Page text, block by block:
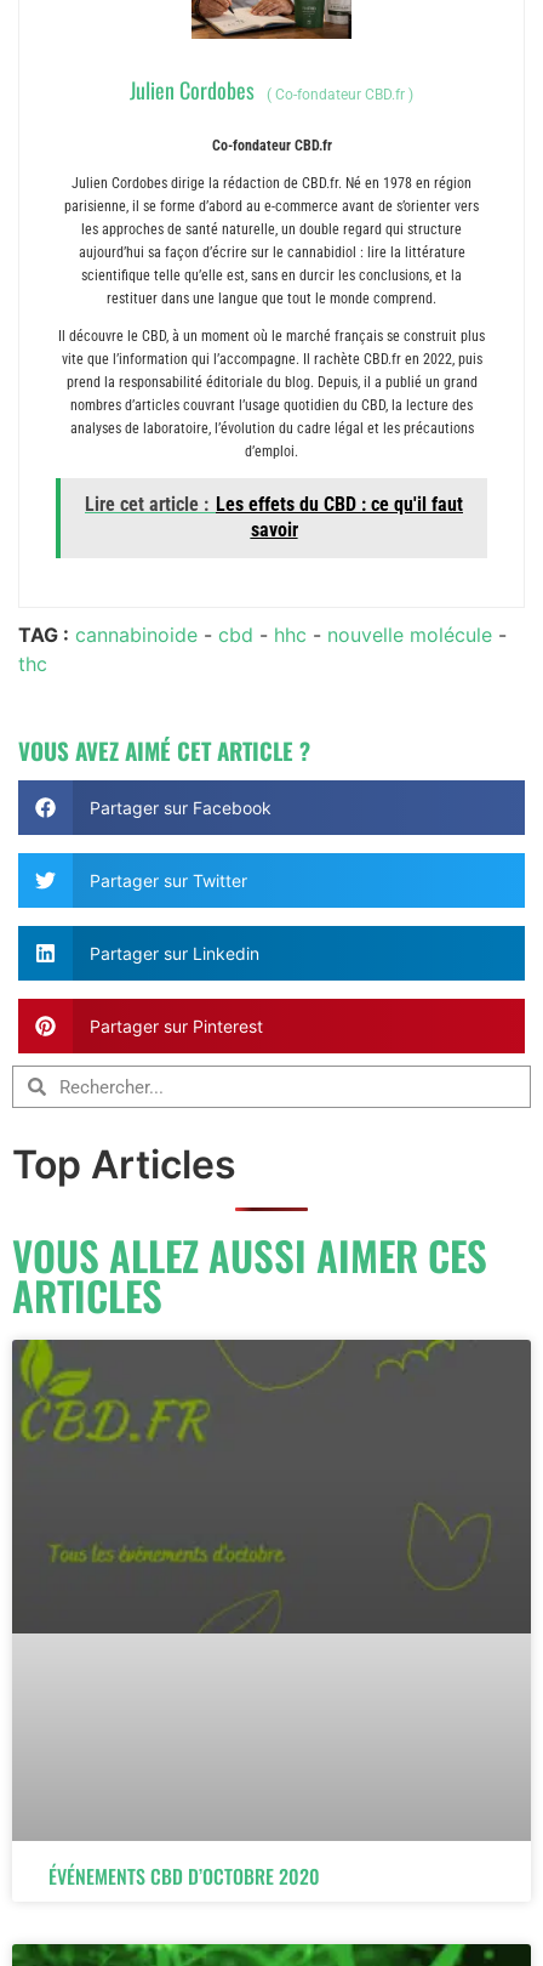
Julien Cordobes ( Co-fondateur CBD.fr )
Co-fondateur CBD.fr
Julien Cordobes dirige la rédaction de CBD.fr. Né en 1978 en région
parisienne, il se forme d’abord au e-commerce avant de s’orienter vers
les approches de santé naturelle, un double regard qui structure
aujourd’hui sa façon d’écrire sur le cannabidiol : lire la littérature
scientifique telle qu’elle est, sans en durcir les conclusions, et la
restituer dans une langue que tout le monde comprend.
Il découvre le CBD, à un moment où le marché français se construit plus
vite que l’information qui l’accompagne. Il rachète CBD.fr en 2022, puis
prend la responsabilité éditoriale du blog. Depuis, il a publié un grand
nombres d’articles couvrant l’usage quotidien du CBD, la lecture des
analyses de laboratoire, l’évolution du cadre légal et les précautions
d’emploi.
Lire cet article : Les effets du CBD : ce qu'il faut
savoir
TAG : cannabinoide - cbd - hhc - nouvelle molécule -
thc
VOUS AVEZ AIMÉ CET ARTICLE ?
Partager sur Facebook
Partager sur Twitter
Partager sur Linkedin
Partager sur Pinterest
Top Articles
VOUS ALLEZ AUSSI AIMER CES
ARTICLES
ÉVÉNEMENTS CBD D’OCTOBRE 2020